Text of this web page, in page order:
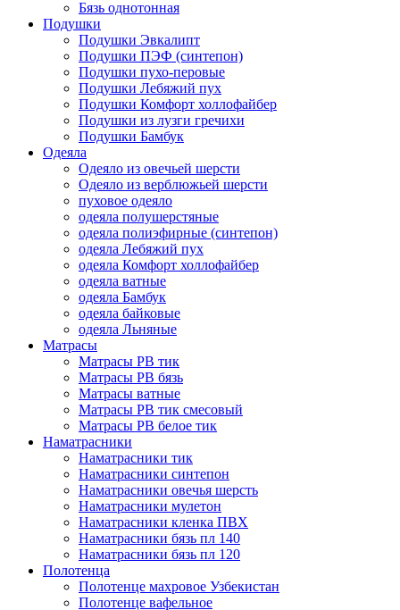
Бязь однотонная
Подушки
Подушки Эвкалипт
Подушки ПЭФ (синтепон)
Подушки пухо-перовые
Подушки Лебяжий пух
Подушки Комфорт холлофайбер
Подушки из лузги гречихи
Подушки Бамбук
Одеяла
Одеяло из овечьей шерсти
Одеяло из верблюжьей шерсти
пуховое одеяло
одеяла полушерстяные
одеяла полиэфирные (синтепон)
одеяла Лебяжий пух
одеяла Комфорт холлофайбер
одеяла ватные
одеяла Бамбук
одеяла байковые
одеяла Льняные
Матрасы
Матрасы РВ тик
Матрасы РВ бязь
Матрасы ватные
Матрасы РВ тик смесовый
Матрасы РВ белое тик
Наматрасники
Наматрасники тик
Наматрасники синтепон
Наматрасники овечья шерсть
Наматрасники мулетон
Наматрасники кленка ПВХ
Наматрасники бязь пл 140
Наматрасники бязь пл 120
Полотенца
Полотенце махровое Узбекистан
Полотенце вафельное